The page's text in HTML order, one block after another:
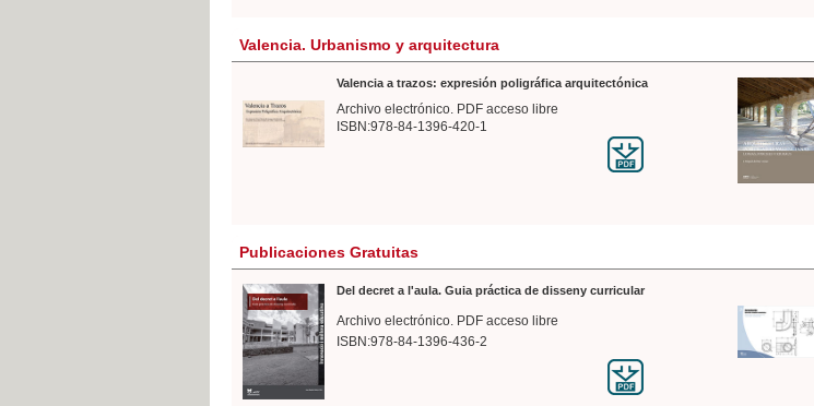
Valencia. Urbanismo y arquitectura
Valencia a trazos: expresión poligráfica arquitectónica
Archivo electrónico. PDF acceso libre
ISBN:978-84-1396-420-1
Publicaciones Gratuitas
Del decret a l'aula. Guia práctica de disseny curricular
Archivo electrónico. PDF acceso libre
ISBN:978-84-1396-436-2